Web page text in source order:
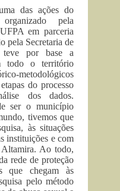
das ações do
pela
em parceria
pela Secretaria de
teve por base a
todo o território
metodológicos
do processo
dos dados.
ser o município
tivemos que
às situações
instituições e com
Ao todo,
rede de proteção
que chegam às
pelo método